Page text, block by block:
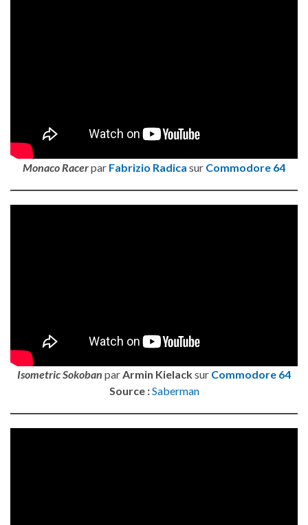
Monaco Racerpar Fabrizio Radica sur Commodore 64
Isometric Sokoban par Armin Kielacksur Commodore 64
Source :Saberman